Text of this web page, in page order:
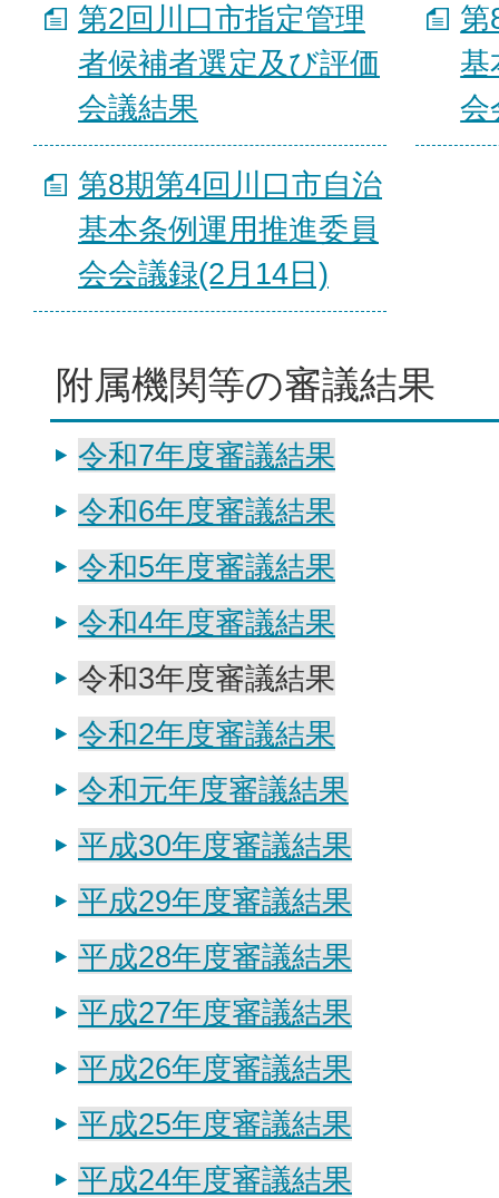
第2回川口市指定管理
者候補者選定及び評価
会議結果
第
基
会
第8期第4回川口市自治
基本条例運用推進委員
会会議録(2月14日)
附属機関等の審議結果
令和7年度審議結果
令和6年度審議結果
令和5年度審議結果
令和4年度審議結果
令和3年度審議結果
令和2年度審議結果
令和元年度審議結果
平成30年度審議結果
平成29年度審議結果
平成28年度審議結果
平成27年度審議結果
平成26年度審議結果
平成25年度審議結果
平成24年度審議結果